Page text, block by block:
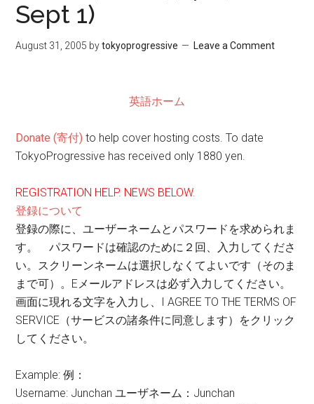
Sept 1)
August 31, 2005 bytokyoprogressive Leave a Comment
英語ホーム
Donate (寄付) to help cover hosting costs. To date
TokyoProgressive has received only 1880 yen.
REGISTRATION HELP. NEWS BELOW.
登録について
登録の際に、ユーザーネームとパスワードを求められま
す。 パスワードは確認のために２回、入力してくださ
い。スクリーンネームは選択しなくてよいです（そのま
まで可）。Eメールアドレスは必ず入力してください。
画面に現れる文字を入力し、I AGREE TO THE TERMS OF
SERVICE（サービスの諸条件に同意します）をクリック
してください。
Example: 例：
Username: Junchan ユーザネーム：Junchan